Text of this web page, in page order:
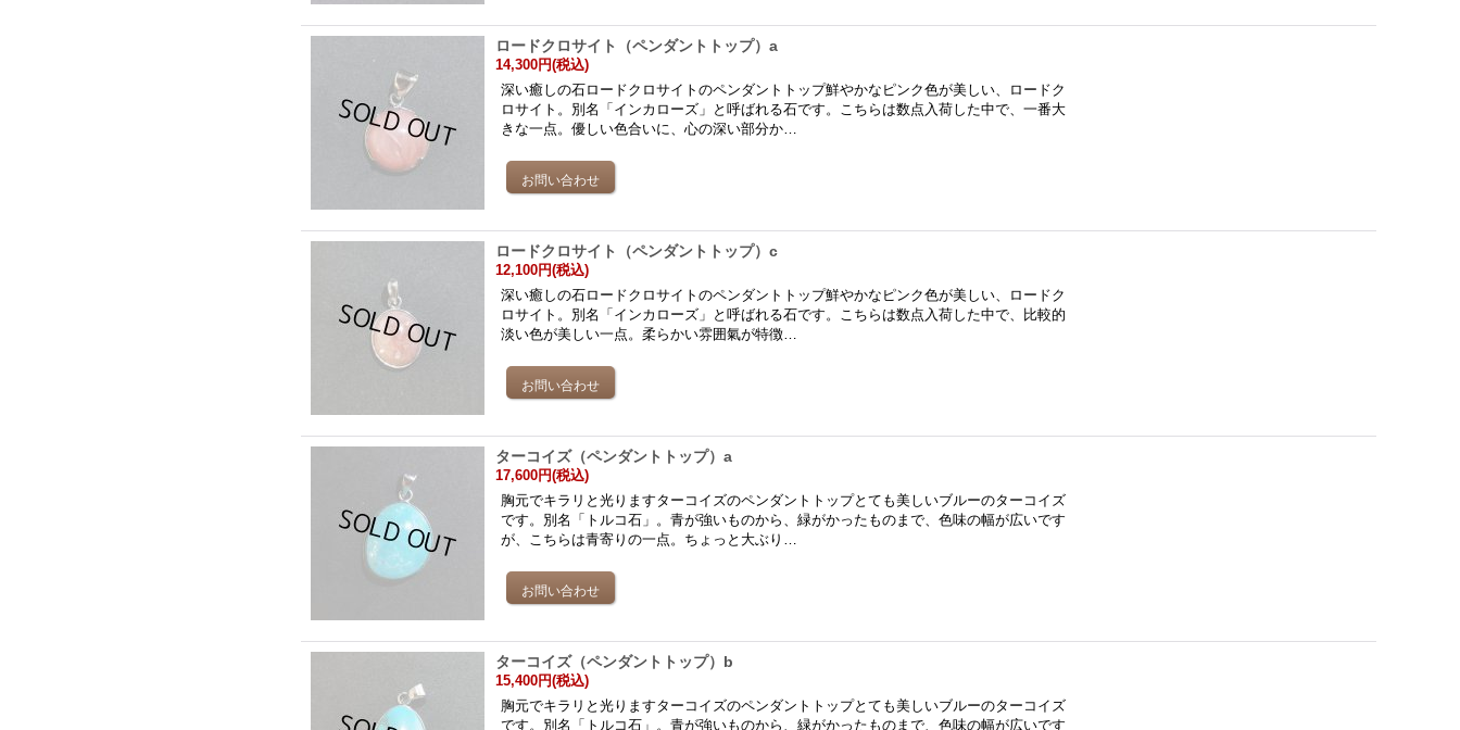
ロードクロサイト（ペンダントトップ）a
14,300円(税込)
深い癒しの石ロードクロサイトのペンダントトップ鮮やかなピンク色が美しい、ロードク
ロサイト。別名「インカローズ」と呼ばれる石です。こちらは数点入荷した中で、一番大
きな一点。優しい色合いに、心の深い部分か…
ロードクロサイト（ペンダントトップ）c
12,100円(税込)
深い癒しの石ロードクロサイトのペンダントトップ鮮やかなピンク色が美しい、ロードク
ロサイト。別名「インカローズ」と呼ばれる石です。こちらは数点入荷した中で、比較的
淡い色が美しい一点。柔らかい雰囲氣が特徴…
ターコイズ（ペンダントトップ）a
17,600円(税込)
胸元でキラリと光りますターコイズのペンダントトップとても美しいブルーのターコイズ
です。別名「トルコ石」。青が強いものから、緑がかったものまで、色味の幅が広いです
が、こちらは青寄りの一点。ちょっと大ぶり…
ターコイズ（ペンダントトップ）b
15,400円(税込)
胸元でキラリと光りますターコイズのペンダントトップとても美しいブルーのターコイズ
です。別名「トルコ石」。青が強いものから、緑がかったものまで、色味の幅が広いです